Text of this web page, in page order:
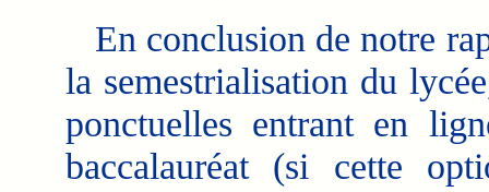
En conclusion de notre
la semestrialisation du
ponctuelles entrant en
baccalauréat (si cette